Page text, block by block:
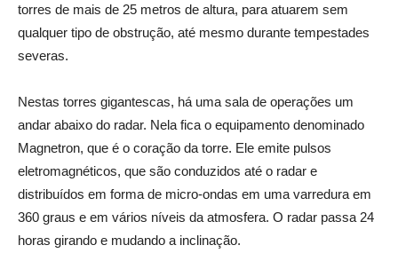
torres de mais de 25 metros de altura, para atuarem sem
qualquer tipo de obstrução, até mesmo durante tempestades
severas.
Nestas torres gigantescas, há uma sala de operações um
andar abaixo do radar. Nela fica o equipamento denominado
Magnetron, que é o coração da torre. Ele emite pulsos
eletromagnéticos, que são conduzidos até o radar e
distribuídos em forma de micro-ondas em uma varredura em
360 graus e em vários níveis da atmosfera. O radar passa 24
horas girando e mudando a inclinação.